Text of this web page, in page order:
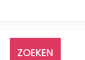
ZOEKEN